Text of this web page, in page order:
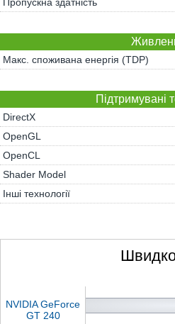
Макс. споживана енергія (TDP)
Підтримувані
DirectX
OpenGL
OpenCL
Shader Model
Інші технології
NVIDIA GeForce
GT 240